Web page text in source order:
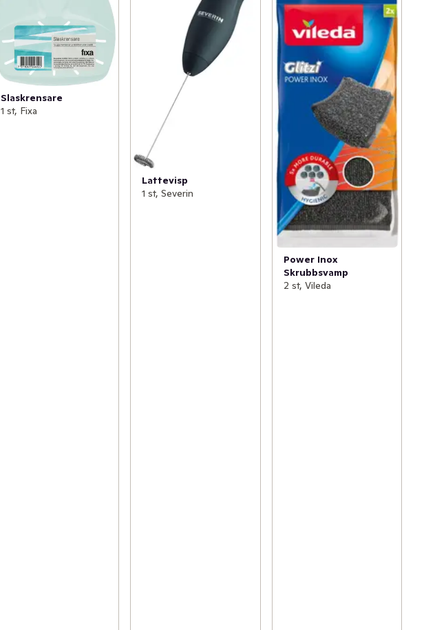
Slaskrensare
1 st, Fixa
Lattevisp
1 st, Severin
Power Inox
Skrubbsvamp
2 st, Vileda